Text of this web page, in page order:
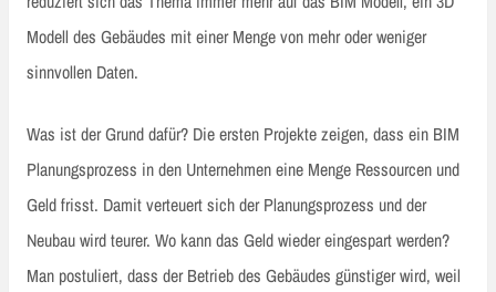
Modell des Gebäudes mit einer Menge von mehr oder weniger
sinnvollen Daten.
Was ist der Grund dafür? Die ersten Projekte zeigen, dass ein BIM
Planungsprozess in den Unternehmen eine Menge Ressourcen und
Geld frisst. Damit verteuert sich der Planungsprozess und der
Neubau wird teurer. Wo kann das Geld wieder eingespart werden?
Man postuliert, dass der Betrieb des Gebäudes günstiger wird, weil